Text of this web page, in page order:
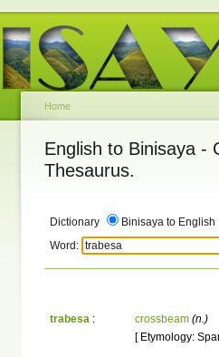
Home
English to Binisaya -
Thesaurus.
Dictionary
Binisaya to English
Word:
trabesa : crossbeam (n.)
[ Etymology: